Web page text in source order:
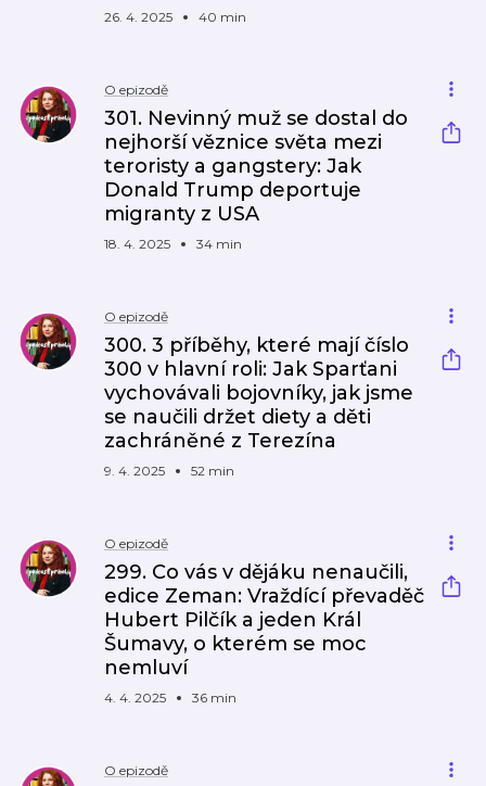
26. 4. 2025 40 min
O epizodě
301. Nevinný muž se dostal do
nejhorší věznice světa mezi
teroristy a gangstery: Jak
Donald Trump deportuje
migranty z USA
18. 4. 2025 34 min
O epizodě
300. 3 příběhy, které mají číslo
300 v hlavní roli: Jak Sparťani
vychovávali bojovníky, jak jsme
se naučili držet diety a děti
zachráněné z Terezína
9. 4. 2025 52 min
O epizodě
299. Co vás v dějáku nenaučili,
edice Zeman: Vraždící převaděč
Hubert Pilčík a jeden Král
Šumavy, o kterém se moc
nemluví
4. 4. 2025 36 min
O epizodě